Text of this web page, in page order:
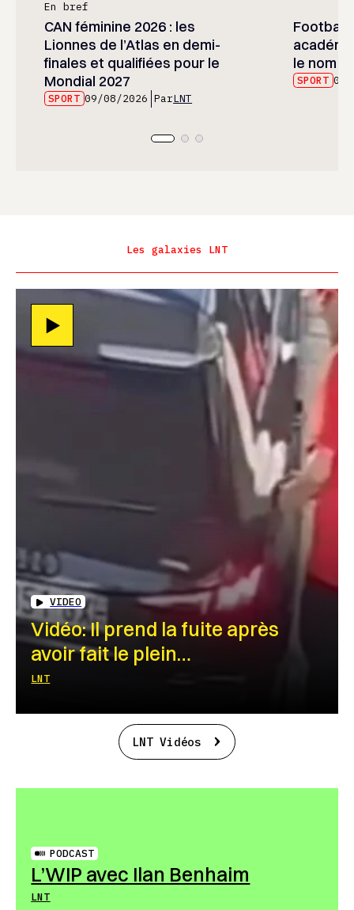
En bref
CAN féminine 2026 : les
Lionnes de l’Atlas en demi-
finales et qualifiées pour le
Mondial 2027
SPORT 09/08/2026 ParLNT
Football
le nom
SPORT 09/
Les galaxies LNT
VIDEO
Vidéo: Il prend la fuite après
avoir fait le plein…
LNT
LNT Vidéos
PODCAST
L’WIP avec Ilan Benhaim
LNT